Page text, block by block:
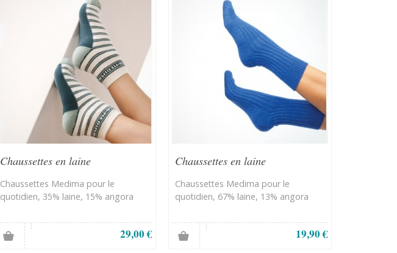
Chaussettes en laine
Chaussettes Medima pour le
quotidien, 35% laine, 15% angora
29,00 €
Chaussettes en laine
Chaussettes Medima pour le
quotidien, 67% laine, 13% angora
19,90 €